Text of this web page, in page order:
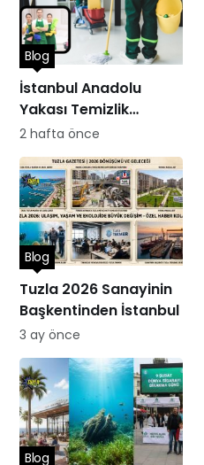
İstanbul Anadolu
Yakası Temizlik
Hizmetleri
Blog
2 hafta önce
Tuzla 2026 Sanayinin
Başkentinden İstanbul
Blog
3 ay önce
Blog